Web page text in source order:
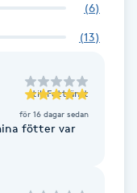
(6)
(13)
till Fottjänst
för 16 dagar sedan
fötter var